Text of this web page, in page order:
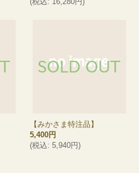
【みかさま特注品】
5,400円
(税込: 5,940円)